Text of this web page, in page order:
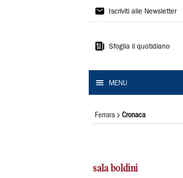
La
Ferrara
Iscriviti alle Newsletter
Sfoglia il quotidiano
MENU
Ferrara Cronaca
sala boldini